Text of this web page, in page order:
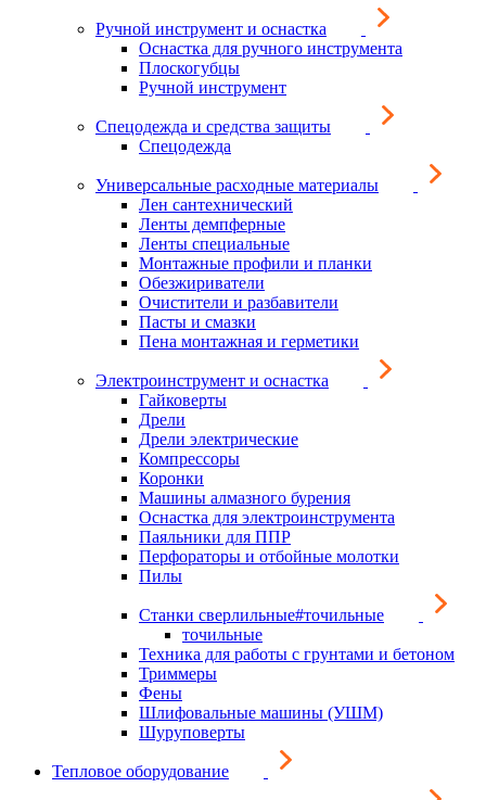
Ручной инструмент и оснастка
Оснастка для ручного инструмента
Плоскогубцы
Ручной инструмент
Спецодежда и средства защиты
Спецодежда
Универсальные расходные материалы
Лен сантехнический
Ленты демпферные
Ленты специальные
Монтажные профили и планки
Обезжириватели
Очистители и разбавители
Пасты и смазки
Пена монтажная и герметики
Электроинструмент и оснастка
Гайковерты
Дрели
Дрели электрические
Компрессоры
Коронки
Машины алмазного бурения
Оснастка для электроинструмента
Паяльники для ППР
Перфораторы и отбойные молотки
Пилы
Станки сверлильные#точильные
точильные
Техника для работы с грунтами и бетоном
Триммеры
Фены
Шлифовальные машины (УШМ)
Шуруповерты
Тепловое оборудование